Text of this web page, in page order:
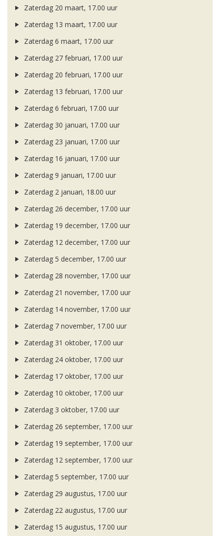
Zaterdag 20 maart, 17.00 uur
Zaterdag 13 maart, 17.00 uur
Zaterdag 6 maart, 17.00 uur
Zaterdag 27 februari, 17.00 uur
Zaterdag 20 februari, 17.00 uur
Zaterdag 13 februari, 17.00 uur
Zaterdag 6 februari, 17.00 uur
Zaterdag 30 januari, 17.00 uur
Zaterdag 23 januari, 17.00 uur
Zaterdag 16 januari, 17.00 uur
Zaterdag 9 januari, 17.00 uur
Zaterdag 2 januari, 18.00 uur
Zaterdag 26 december, 17.00 uur
Zaterdag 19 december, 17.00 uur
Zaterdag 12 december, 17.00 uur
Zaterdag 5 december, 17.00 uur
Zaterdag 28 november, 17.00 uur
Zaterdag 21 november, 17.00 uur
Zaterdag 14 november, 17.00 uur
Zaterdag 7 november, 17.00 uur
Zaterdag 31 oktober, 17.00 uur
Zaterdag 24 oktober, 17.00 uur
Zaterdag 17 oktober, 17.00 uur
Zaterdag 10 oktober, 17.00 uur
Zaterdag 3 oktober, 17.00 uur
Zaterdag 26 september, 17.00 uur
Zaterdag 19 september, 17.00 uur
Zaterdag 12 september, 17.00 uur
Zaterdag 5 september, 17.00 uur
Zaterdag 29 augustus, 17.00 uur
Zaterdag 22 augustus, 17.00 uur
Zaterdag 15 augustus, 17.00 uur